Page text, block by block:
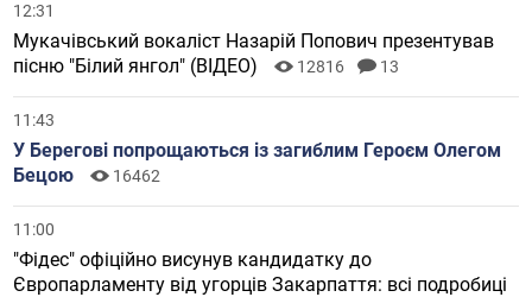
12:31
Мукачівський вокаліст Назарій Попович презентував
пісню "Білий янгол" (ВІДЕО)
12816 13
11:43
У Берегові попрощаються із загиблим Героєм Олегом
Бецою
16462
11:00
"Фідес" офіційно висунув кандидатку до
Європарламенту від угорців Закарпаття: всі подробиці